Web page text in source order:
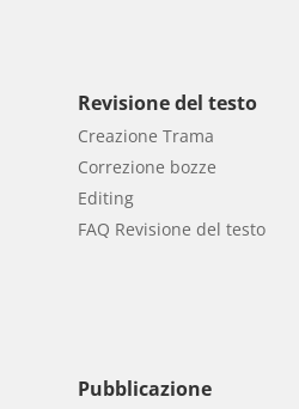
Revisione del testo
Creazione Trama
Correzione bozze
Editing
FAQ Revisione del testo
Pubblicazione